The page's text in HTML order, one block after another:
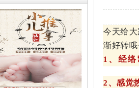
今天给
渐好转哦
1、经络
2、感觉